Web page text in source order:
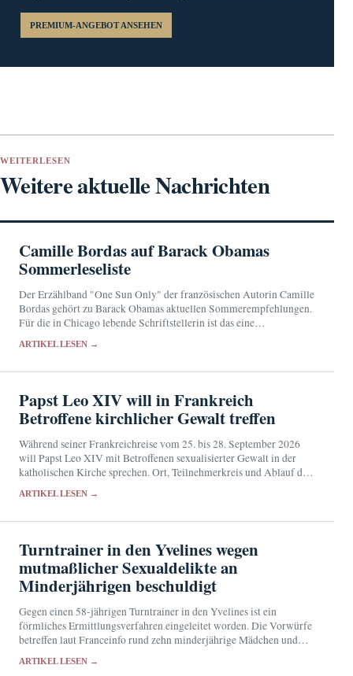
PREMIUM-ANGEBOT ANSEHEN
WEITERLESEN
Weitere aktuelle Nachrichten
Camille Bordas auf Barack Obamas
Sommerleseliste
Der Erzählband "One Sun Only" der französischen Autorin Camille
Bordas gehört zu Barack Obamas aktuellen Sommerempfehlungen.
Für die in Chicago lebende Schriftstellerin ist das eine
ARTIKEL LESEN →
Papst Leo XIV will in Frankreich
Betroffene kirchlicher Gewalt treffen
Während seiner Frankreichreise vom 25. bis 28. September 2026
will Papst Leo XIV mit Betroffenen sexualisierter Gewalt in der
katholischen Kirche sprechen. Ort, Teilnehmerkreis und Ablauf der
ARTIKEL LESEN →
Turntrainer in den Yvelines wegen
mutmaßlicher Sexualdelikte an
Minderjährigen beschuldigt
Gegen einen 58-jährigen Turntrainer in den Yvelines ist ein
förmliches Ermittlungsverfahren eingeleitet worden. Die Vorwürfe
betreffen laut Franceinfo rund zehn minderjährige Mädchen und
ARTIKEL LESEN →